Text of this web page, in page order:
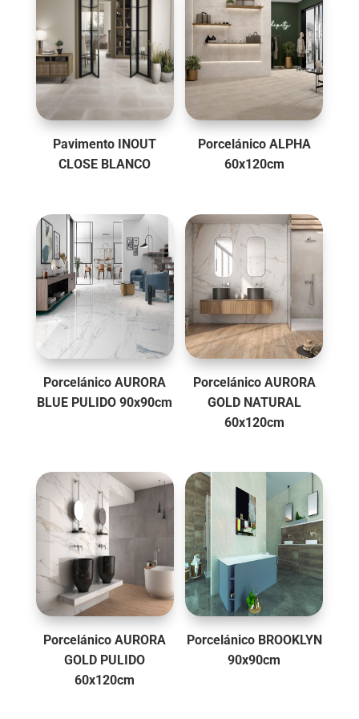
17,95€.
17,95€.
Pavimento INOUT
CLOSE BLANCO
Porcelánico ALPHA
60x120cm
Porcelánico AURORA
BLUE PULIDO 90x90cm
Porcelánico AURORA
GOLD NATURAL
60x120cm
Porcelánico AURORA
GOLD PULIDO
60x120cm
Porcelánico BROOKLYN
90x90cm